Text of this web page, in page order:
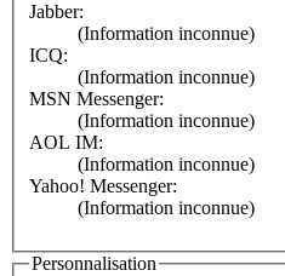
Jabber:
(Information inconnue)
ICQ:
(Information inconnue)
MSN Messenger:
(Information inconnue)
AOL IM:
(Information inconnue)
Yahoo! Messenger:
(Information inconnue)
Personnalisation